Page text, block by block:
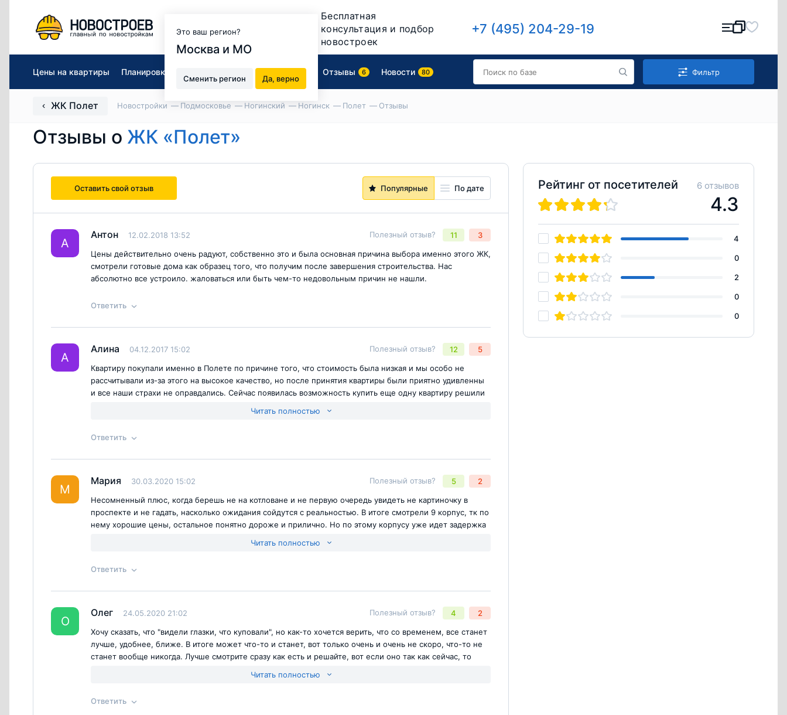
Это ваш регион?
Москва и МО
Сменить регион Да, верно
Бесплатная
консультация и подбор
новостроек
+7 (495) 204-29-19
Цены на квартиры Планировки Ход строительства Отзывы 6 Новости 80 Фильтр
ЖК Полет Новостройки Подмосковье Ногинский Ногинск Полет Отзывы
Отзывы о ЖК «Полет»
Оставить свой отзыв Популярные По дате
А
Антон 12.02.2018 13:52 Полезный отзыв? 11 3
Цены действительно очень радуют, собственно это и была основная причина выбора именно этого ЖК,
смотрели готовые дома как образец того, что получим после завершения строительства. Нас
абсолютно все устроило. жаловаться или быть чем-то недовольным причин не нашли.
Ответить
Ответ на отзыв @Антон
А
Алина 04.12.2017 15:02 Полезный отзыв? 12 5
Квартиру покупали именно в Полете по причине того, что стоимость была низкая и мы особо не
рассчитывали из-за этого на высокое качество, но после принятия квартиры были приятно удивленны
и все наши страхи не оправдались. Сейчас появилась возможность купить еще одну квартиру решили
Читать полностью
Ответить
Ответ на отзыв @Алина
М
Мария 30.03.2020 15:02 Полезный отзыв? 5 2
Несомненный плюс, когда берешь не на котловане и не первую очередь увидеть не картиночку в
проспекте и не гадать, насколько ожидания сойдутся с реальностью. В итоге смотрели 9 корпус, тк по
нему хорошие цены, остальное понятно дороже и прилично. Но по этому корпусу уже идет задержка
не слышали. На территории слабенькие газончики и никакой зелени, все вырубили при стройке. А вот
несколько на отшибе, собственно тихо, но неудобно. Дорожка к станции стремная, застройщику бы
Читать полностью
Ответить
Ответ на отзыв @Мария
О
Олег 24.05.2020 21:02 Полезный отзыв? 4 2
Хочу сказать, что "видели глазки, что куповали", но как-то хочется верить, что со временем, все станет
лучше, удобнее, ближе. В итоге может что-то и станет, вот только очень и очень не скоро, что-то не
станет вообще никогда. Лучше смотрите сразу как есть и решайте, вот если оно так как сейчас, то
отделку от застройщика, все равно или переделывать придется или будете полгода ждать пока
Читать полностью
Ответить
Рейтинг от посетителей 6 отзывов
4.3
4
0
2
0
0